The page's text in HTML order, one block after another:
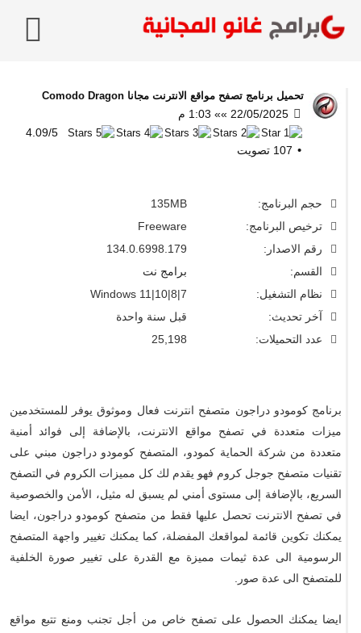
تحميل برنامج تصفح مواقع الانترنت مجانا Comodo Dragon
22/05/2025 »» 1:03 م
4.09/5
107 تصويت
حجم البرنامج:
135MB
ترخيص البرنامج:
Freeware
رقم الاصدار:
134.0.6998.179
القسم:
برامج نت
نظام التشغيل:
Windows 11|10|8|7
آخر تحديث:
قبل سنة واحدة
عدد التحميلات:
25,198
برنامج كومودو دراجون متصفح انترنت فعال وموثوق يوفر للمستخدمين
ميزات متعددة في تصفح مواقع الانترنت، بالإضافة إلى فوائد أمنية
متعددة من شركة الحماية كمودو، المتصفح كومودو دراجون مبني على
تقنيات متصفح جوجل كروم فهو يقدم لك كل مميزات الكروم في التصفح
السريع، بالإضافة إلى مستوى أمني لم يسبق له مثيل، الأمن والخصوصية
في تصفح الانترنت تحصل عليها فقط من متصفح كومودو دراجون، ايضا
يمكنك تكوين قائمة لمواقعك المفضلة، كما يمكنك تغيير واجهة المتصفح
الرسومية الى عدة ثيمات مميزة مع القدرة على تغيير صورة الخلفية
للمتصفح الى عدة صور.
ايضا يمكنك الحصول على تصفح خاص من أجل تجنب ومنع تتبع مواقع